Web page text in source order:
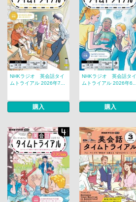
NHKラジオ 英会話タイ
ムトライアル 2026年7...
購入
NHKラジオ 英会話タイ
ムトライアル 2026年6...
購入